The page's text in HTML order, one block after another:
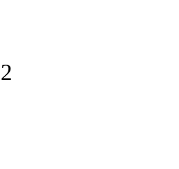
2